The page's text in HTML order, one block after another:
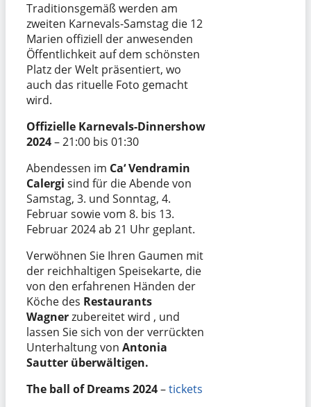
Traditionsgemäß werden am
zweiten Karnevals-Samstag die 12
Marien offiziell der anwesenden
Öffentlichkeit auf dem schönsten
Platz der Welt präsentiert, wo
auch das rituelle Foto gemacht
wird.
Offizielle Karnevals-Dinnershow
2024– 21:00 bis 01:30
Abendessen im Ca‘ Vendramin
Calergi sind für die Abende von
Samstag, 3. und Sonntag, 4.
Februar sowie vom 8. bis 13.
Februar 2024 ab 21 Uhr geplant.
Verwöhnen Sie Ihren Gaumen mit
der reichhaltigen Speisekarte, die
von den erfahrenen Händen der
Köche des Restaurants
Wagnerzubereitet wird , und
lassen Sie sich von der verrückten
Unterhaltung von Antonia
Sautter überwältigen.
The ball of Dreams 2024–tickets